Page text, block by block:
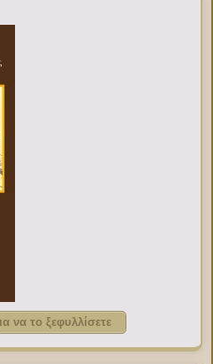
να το ξεφυλλίσετε